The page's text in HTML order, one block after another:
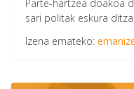
Parte-hartzea doakoa
sari politak eskura
Izena emateko: